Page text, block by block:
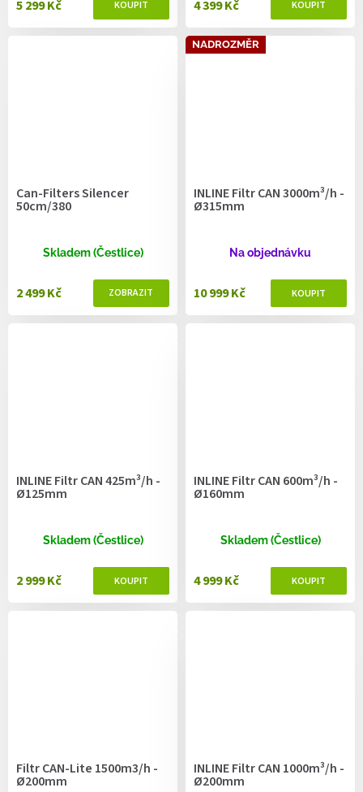
5 299 Kč 4 399 Kč
Can-Filters Silencer
50cm/380
Skladem (Čestlice)
2 499 Kč
NADROZMĚR
INLINE Filtr CAN 3000m³/h -
Ø315mm
Na objednávku
10 999 Kč
INLINE Filtr CAN 425m³/h -
Ø125mm
Skladem (Čestlice)
2 999 Kč
INLINE Filtr CAN 600m³/h -
Ø160mm
Skladem (Čestlice)
4 999 Kč
Filtr CAN-Lite 1500m3/h -
Ø200mm
INLINE Filtr CAN 1000m³/h -
Ø200mm